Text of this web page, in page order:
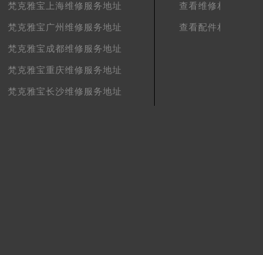
梵克雅宝上海维修服务地址
梵克雅宝广州维修服务地址
梵克雅宝成都维修服务地址
梵克雅宝重庆维修服务地址
梵克雅宝长沙维修服务地址
查看维修相关文章
查看配件相关文章